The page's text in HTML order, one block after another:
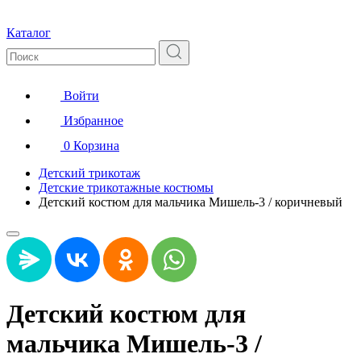
Каталог
Войти
Избранное
0 Корзина
Детский трикотаж
Детские трикотажные костюмы
Детский костюм для мальчика Мишель-3 / коричневый
Детский костюм для
мальчика Мишель-3 /